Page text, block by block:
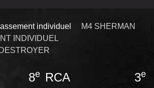
individuel
M4 SHERMAN
INDIVIDUEL
8eRCA 3e